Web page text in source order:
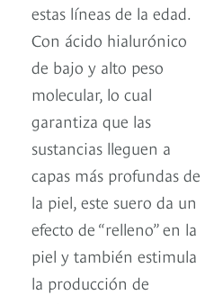
estas líneas de la edad.
Con ácido hialurónico
de bajo y alto peso
molecular, lo cual
garantiza que las
sustancias lleguen a
capas más profundas de
la piel, este suero da un
efecto de “relleno” en la
piel y también estimula
la producción de